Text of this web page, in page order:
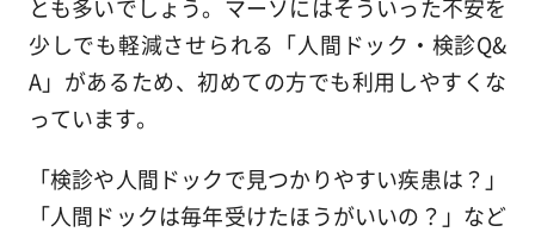
とも多いでしょう。マーソにはそういった不安を
少しでも軽減させられる「人間ドック・検診Q&
A」があるため、初めての方でも利用しやすくな
っています。
「検診や人間ドックで見つかりやすい疾患は？」
「人間ドックは毎年受けたほうがいいの？」など